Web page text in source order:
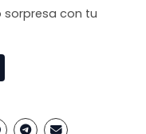
sorpresa con tu